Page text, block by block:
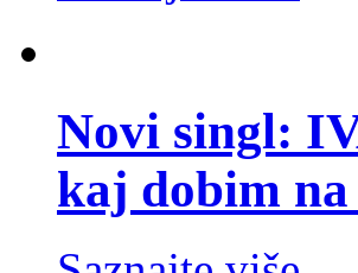
Novi singl:
kaj dobim